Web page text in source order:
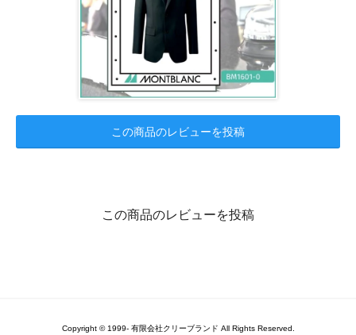
この商品のレビューを投稿
この商品のレビューを投稿
Copyright © 1999- 有限会社クリーブランド All Rights Reserved.